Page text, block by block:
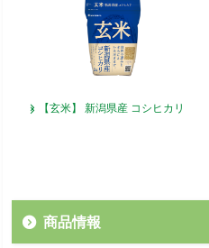
【玄米】 新潟県産 コシヒカリ
商品情報